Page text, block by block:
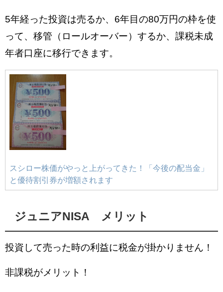
5年経った投資は売るか、 6年目の80万円の枠を使
って、移管（ロールオーバー）するか、 課税未成
年者口座に移行できます。
スシロー株価がやっと上がってきた！「今後の配当金」
と優待割引券が増額されます
ジュニアNISA メリット
投資して売った時の利益に税金が掛かりません！
非課税がメリット！